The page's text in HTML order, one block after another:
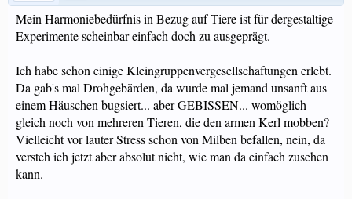
Mein Harmoniebedürfnis in Bezug auf Tiere ist für dergestaltige
Experimente scheinbar einfach doch zu ausgeprägt.
Ich habe schon einige Kleingruppenvergesellschaftungen erlebt.
Da gab's mal Drohgebärden, da wurde mal jemand unsanft aus
einem Häuschen bugsiert... aber GEBISSEN... womöglich
gleich noch von mehreren Tieren, die den armen Kerl mobben?
Vielleicht vor lauter Stress schon von Milben befallen, nein, da
versteh ich jetzt aber absolut nicht, wie man da einfach zusehen
kann.